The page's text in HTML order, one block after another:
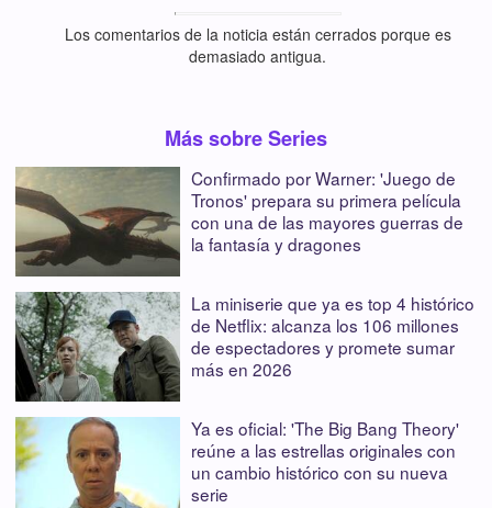
Los comentarios de la noticia están cerrados porque es
demasiado antigua.
Más sobre Series
Confirmado por Warner: 'Juego de
Tronos' prepara su primera película
con una de las mayores guerras de
la fantasía y dragones
La miniserie que ya es top 4 histórico
de Netflix: alcanza los 106 millones
de espectadores y promete sumar
más en 2026
Ya es oficial: 'The Big Bang Theory'
reúne a las estrellas originales con
un cambio histórico con su nueva
serie